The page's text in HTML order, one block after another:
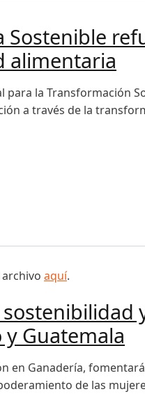
Sostenible
alimentaria
para la Transformación
a través de la
aquí.
Guatemala
en Ganadería,
de las